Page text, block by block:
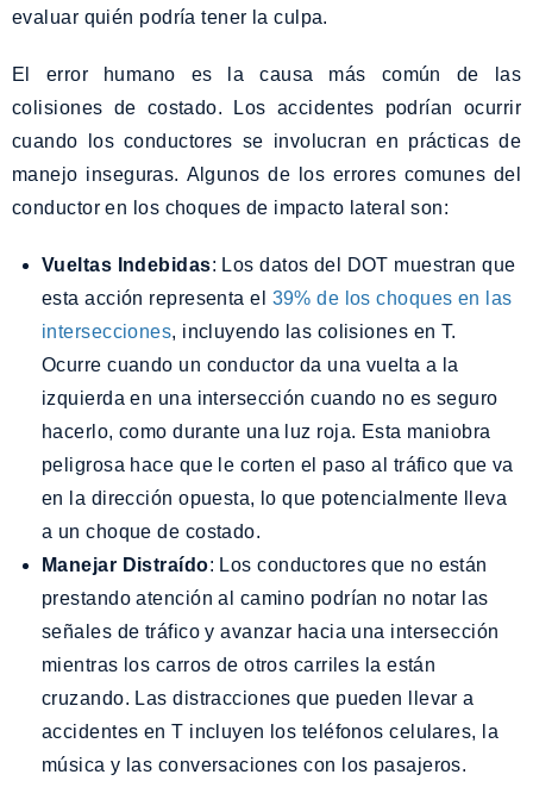
evaluar quién podría tener la culpa.
El error humano es la causa más común de las
colisiones de costado. Los accidentes podrían ocurrir
cuando los conductores se involucran en prácticas de
manejo inseguras. Algunos de los errores comunes del
conductor en los choques de impacto lateral son:
Vueltas Indebidas: Los datos del DOT muestran que
esta acción representa el 39% de los choques en las
intersecciones, incluyendo las colisiones en T.
Ocurre cuando un conductor da una vuelta a la
izquierda en una intersección cuando no es seguro
hacerlo, como durante una luz roja. Esta maniobra
peligrosa hace que le corten el paso al tráfico que va
en la dirección opuesta, lo que potencialmente lleva
a un choque de costado.
Manejar Distraído: Los conductores que no están
prestando atención al camino podrían no notar las
señales de tráfico y avanzar hacia una intersección
mientras los carros de otros carriles la están
cruzando. Las distracciones que pueden llevar a
accidentes en T incluyen los teléfonos celulares, la
música y las conversaciones con los pasajeros.